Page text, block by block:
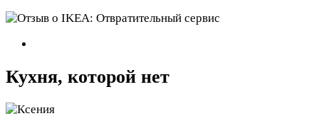
Кухня, которой нет